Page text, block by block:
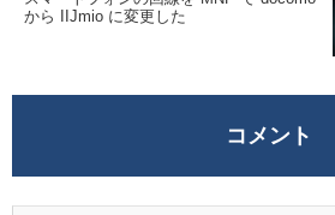
から IIJmio に変更した
コメント